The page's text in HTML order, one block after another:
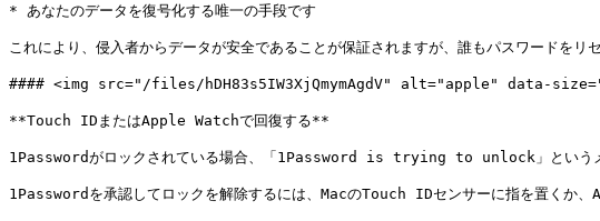
* あなたのデータを復号化する唯一の手段です
これにより、侵入者からデータが安全であることが保証されますが、誰もパスワードを
#### <img src="/files/hDH83s5IW3XjQmymAgdV" alt="apple" data-
**Touch IDまたはApple Watchで回復する**
1Passwordがロックされている場合、「1Password is trying to unlock」というメ
1Passwordを承認してロックを解除するには、MacのTouch IDセンサーに指を置くか